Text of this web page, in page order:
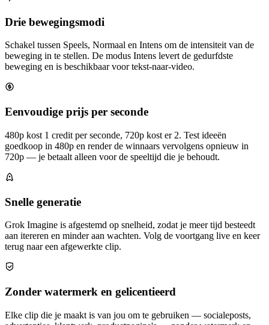
Drie bewegingsmodi
Schakel tussen Speels, Normaal en Intens om de intensiteit van de
beweging in te stellen. De modus Intens levert de gedurfdste
beweging en is beschikbaar voor tekst-naar-video.
Eenvoudige prijs per seconde
480p kost 1 credit per seconde, 720p kost er 2. Test ideeën
goedkoop in 480p en render de winnaars vervolgens opnieuw in
720p — je betaalt alleen voor de speeltijd die je behoudt.
Snelle generatie
Grok Imagine is afgestemd op snelheid, zodat je meer tijd besteedt
aan itereren en minder aan wachten. Volg de voortgang live en keer
terug naar een afgewerkte clip.
Zonder watermerk en gelicentieerd
Elke clip die je maakt is van jou om te gebruiken — socialeposts,